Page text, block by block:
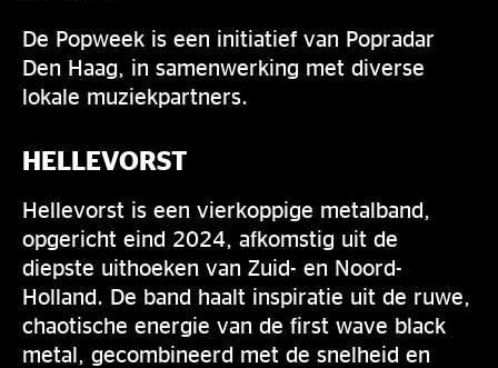
De Popweek is een initiatief van Popradar
Den Haag, in samenwerking met diverse
lokale muziekpartners.
HELLEVORST
Hellevorst is een vierkoppige metalband,
opgericht eind 2024, afkomstig uit de
diepste uithoeken van Zuid- en Noord-
Holland. De band haalt inspiratie uit de ruwe,
chaotische energie van de first wave black
metal, gecombineerd met de snelheid en